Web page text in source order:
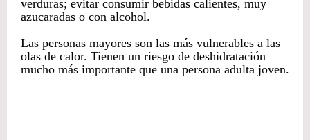
verduras; evitar consumir bebidas calientes, muy
azucaradas o con alcohol.
Las personas mayores son las más vulnerables a las
olas de calor. Tienen un riesgo de deshidratación
mucho más importante que una persona adulta joven.